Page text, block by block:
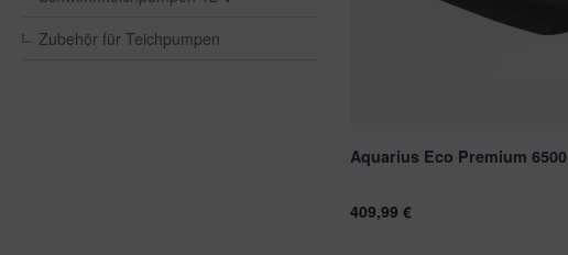
Zubehör für Teichpumpen
Aquarius Eco Premium 6500
409,99 €